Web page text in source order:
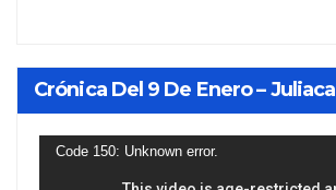
Crónica Del 9 De Enero – Juliaca
Reproductor
Code 150: Unknown error.